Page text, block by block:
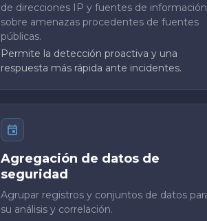
de direcciones IP y fuentes de información
sobre amenazas procedentes de fuentes
públicas.
Permite la detección proactiva y una
respuesta más rápida ante incidentes.
Agregación de datos de
seguridad
Agrupar registros y conjuntos de datos
su análisis y correlación.